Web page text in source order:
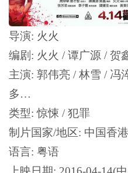
导演: 火火
编剧: 火火 / 谭广源 / 贺
主演: 郭伟亮 / 林雪 / 冯
多…
类型: 惊悚 / 犯罪
制片国家/地区: 中国香港
语言: 粤语